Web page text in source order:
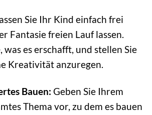
Sie Ihr Kind einfach frei
Fantasie freien Lauf lassen.
was es erschafft, und stellen Sie
Kreativität anzuregen.
Bauen: Geben Sie Ihrem
Thema vor, zu dem es bauen